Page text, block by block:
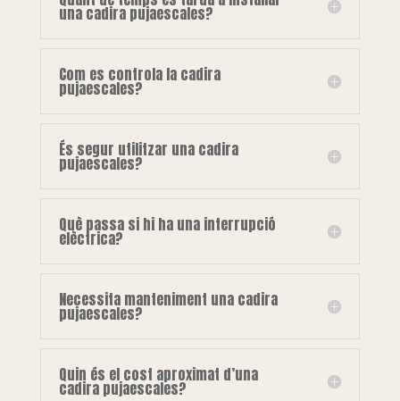
una cadira pujaescales?
Com es controla la cadira
pujaescales?
És segur utilitzar una cadira
pujaescales?
Què passa si hi ha una interrupció
elèctrica?
Necessita manteniment una cadira
pujaescales?
Quin és el cost aproximat d’una
cadira pujaescales?